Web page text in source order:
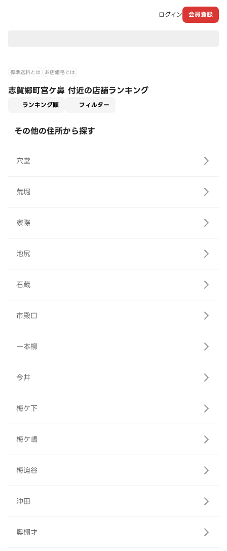
ログイン 会員登録
標準送料とは お店価格とは
志賀郷町宮ケ鼻 付近の店舗ランキング
ランキング順 フィルター
その他の住所から探す
穴堂
荒堀
家際
池尻
石蔵
市殿口
一本柳
今井
梅ケ下
梅ケ嶋
梅迫谷
沖田
奥棚才